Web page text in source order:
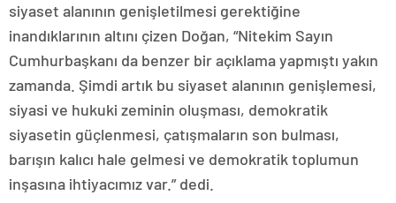
siyaset alanının genişletilmesi gerektiğine
inandıklarının altını çizen Doğan, “Nitekim Sayın
Cumhurbaşkanı da benzer bir açıklama yapmıştı yakın
zamanda. Şimdi artık bu siyaset alanının genişlemesi,
siyasi ve hukuki zeminin oluşması, demokratik
siyasetin güçlenmesi, çatışmaların son bulması,
barışın kalıcı hale gelmesi ve demokratik toplumun
inşasına ihtiyacımız var.” dedi.